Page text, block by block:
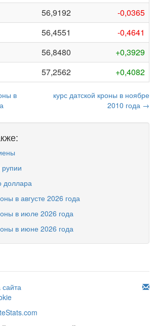
56,9192
-0,0365
56,4551
-0,4641
56,8480
+0,3929
57,2562 +0,4082
в
курс датской кроны в ноябре
2010 года →
рупии
доллара
в августе 2026 года
в июле 2026 года
в июне 2026 года
сайта